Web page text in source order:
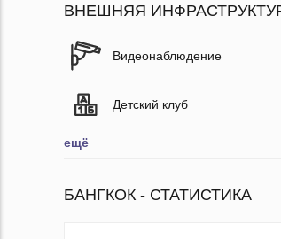
ВНЕШНЯЯ
Видеонаблюдение
Детский клуб
ещё
БАНГКОК - СТАТИСТИКА